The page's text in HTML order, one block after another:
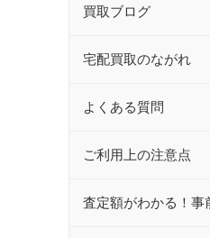
買取ブログ
宅配買取のながれ
よくある質問
ご利用上の注意点
査定額がわかる！事